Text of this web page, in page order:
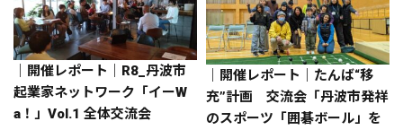
｜開催レポート｜R8_丹波市
起業家ネットワーク「イーW
a！」Vol.1 全体交流会
｜開催レポート｜たんば“移
充”計画 交流会「丹波市発祥
のスポーツ「囲碁ボール」を